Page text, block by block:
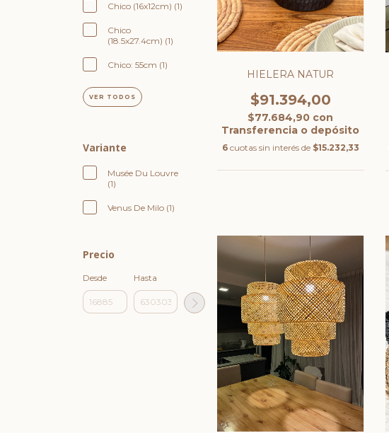
Chico (16x12cm) (1)
Chico
(18.5x27.4cm) (1)
Chico: 55cm (1)
VER TODOS
Variante
Musée Du Louvre
(1)
Venus De Milo (1)
Precio
Desde Hasta
HIELERA NATUR
$91.394,00
$77.684,90 con
Transferencia o depósito
6 cuotas sin interés de $15.232,33